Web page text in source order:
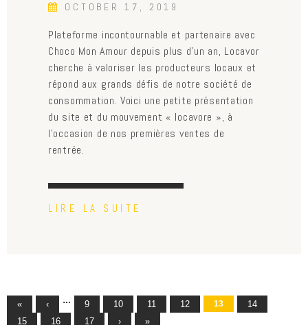
OCTOBER 17, 2019
Plateforme incontournable et partenaire avec
Choco Mon Amour depuis plus d’un an, Locavor
cherche à valoriser les producteurs locaux et
répond aux grands défis de notre société de
consommation. Voici une petite présentation
du site et du mouvement « locavore », à
l’occasion de nos premières ventes de
rentrée.
LIRE LA SUITE
Pages
« ‹ … 9 10 11 12 13
14
15
16 17 › »